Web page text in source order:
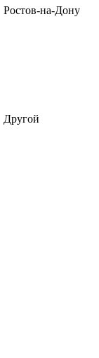
Ростов-на-Дону
Другой